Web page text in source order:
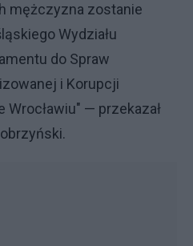
mężczyzna zostanie
Wydziału
do Spraw
i Korupcji
Wrocławiu" — przekazał